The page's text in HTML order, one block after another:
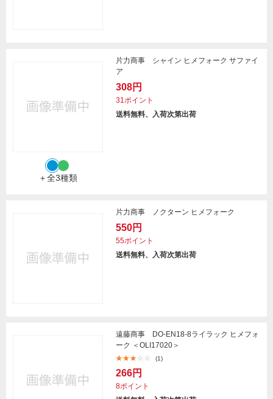
＋全3種類
片力商事 シャイン ヒメフォーク サファイ
ア
308円
31ポイント
送料無料、入荷次第出荷
片力商事 ノクターン ヒメフォーク
550円
55ポイント
送料無料、入荷次第出荷
遠藤商事 DO-EN18-8ライラック ヒメフォ
ーク ＜OLI17020＞
(1)
266円
8ポイント